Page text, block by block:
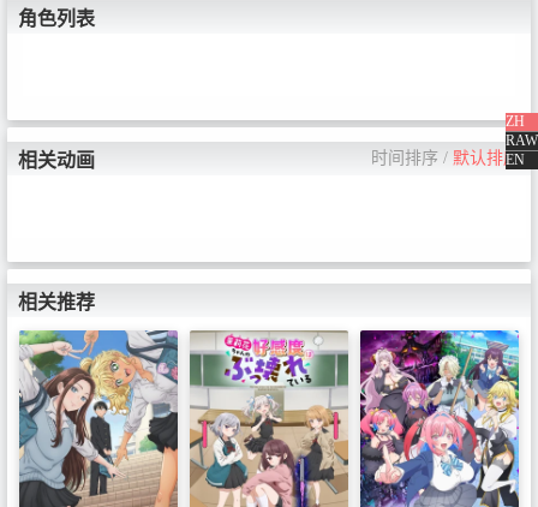
ZH
RAW
EN
はある！』。私立藤成学園高等
ののそこにはカリスマむっつ
生意気可愛い男の子、小っちゃ
（『大室家 dear sisters/ dear
friends』）を迎えキャラクターデ
ザインを今村亮（『お兄ちゃん
成・脚本を横谷昌宏（『負けヒ
ロインが多すぎる！』）が担
当。今、一番かわいい“生徒会”
がここにある！！© むちまろ／
講談社・アニプレックス
角色列表
相关动画 时间排序 / 默认排序
相关推荐